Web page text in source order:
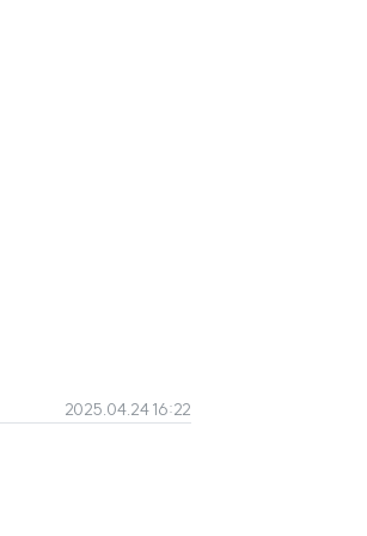
2025.04.24 16:22